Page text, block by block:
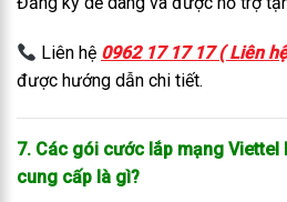
Liên hệ 0962 17 17 17 ( Liên
được hướng dẫn chi tiết.
7. Các gói cước lắp mạng Viettel
cung cấp là gì?